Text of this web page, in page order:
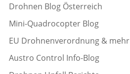
Drohnen Blog Österreich
Mini-Quadrocopter Blog
EU Drohnenverordnung & mehr
Austro Control Info-Blog